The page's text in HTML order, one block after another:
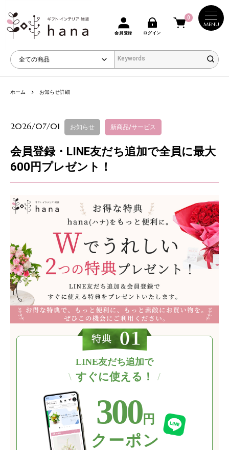
MENU
会員登録 ログイン
0
ホーム お知らせ詳細
2026/07/01 お知らせ 新商品/サービス
会員登録・LINE友だち追加で全員に最大
600円プレゼント！
LINE友だち追加で
\ すぐに使える！ /
300 円
クーポン